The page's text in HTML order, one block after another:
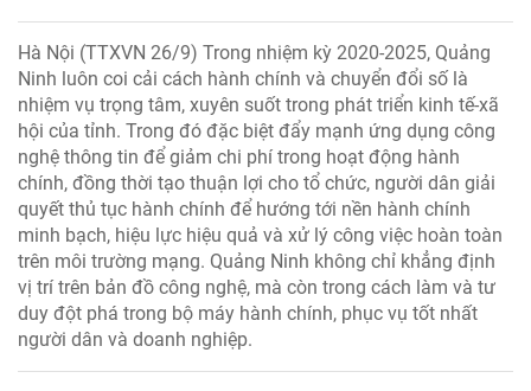
Hà Nội (TTXVN 26/9) Trong nhiệm kỳ 2020-2025, Quảng
Ninh luôn coi cải cách hành chính và chuyển đổi số là
nhiệm vụ trọng tâm, xuyên suốt trong phát triển kinh tế-xã
hội của tỉnh. Trong đó đặc biệt đẩy mạnh ứng dụng công
nghệ thông tin để giảm chi phí trong hoạt động hành
chính, đồng thời tạo thuận lợi cho tổ chức, người dân giải
quyết thủ tục hành chính để hướng tới nền hành chính
minh bạch, hiệu lực hiệu quả và xử lý công việc hoàn toàn
trên môi trường mạng. Quảng Ninh không chỉ khẳng định
vị trí trên bản đồ công nghệ, mà còn trong cách làm và tư
duy đột phá trong bộ máy hành chính, phục vụ tốt nhất
người dân và doanh nghiệp.